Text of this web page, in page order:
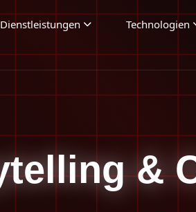
Dienstleistungen Technologien
&